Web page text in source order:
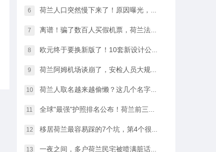
6 荷兰人口突然慢下来了！原因曝光，不是因为没人生孩子
7 离谱！骗了数百人买假机票，荷兰法院竟然没判他坐牢
8 欧元终于要换新版了！10套新设计公布，你最喜欢哪一款？
9 荷兰阿姆机场谈崩了，安检人员大规模停工越来越近…
10 荷兰人取名越来越偷懒？这几个名字几乎满大街都是
11 全球"最强"护照排名公布！荷兰前三，中国护照进步很大
12 移居荷兰最容易踩的7个坑，第4个很多人都会中招…
13 一夜之间，多户荷兰民宅被喷满脏话，只因支持难民…